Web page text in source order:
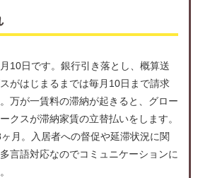
10日です。銀行引き落とし、概算送
がはじまるまでは毎月10日まで請求
万が一賃料の滞納が起きると、グロー
クスが滞納家賃の立替払いをします。
月。入居者への督促や延滞状況に関
言語対応なのでコミュニケーションに